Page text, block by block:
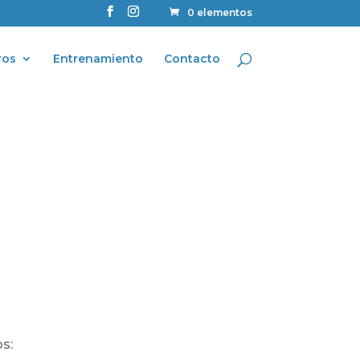
0 elementos
Entrenamiento Contacto